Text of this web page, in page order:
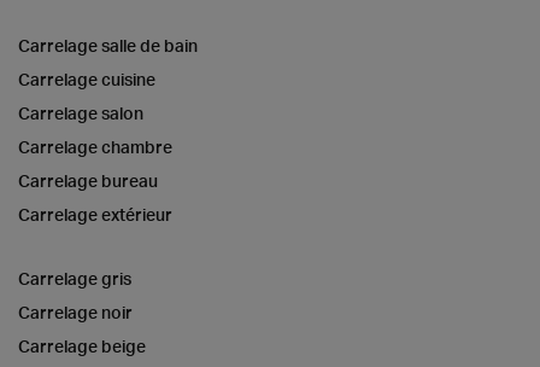
Carrelage salle de bain
Carrelage cuisine
Carrelage salon
Carrelage chambre
Carrelage bureau
Carrelage extérieur
Carrelage gris
Carrelage noir
Carrelage beige